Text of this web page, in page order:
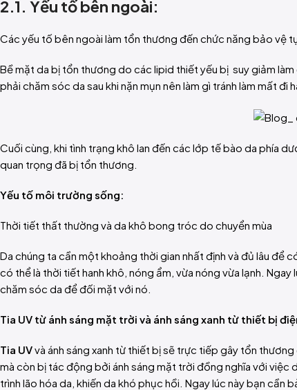
2.1. Yếu tố bên ngoài:
Các yếu tố bên ngoài làm tổn thương đến chức năng bảo vệ
Bề mặt da bị tổn thương do các lipid thiết yếu bị suy giảm
phải chăm sóc da sau khi nặn mụn nên làm gì tránh làm mất đi
Cuối cùng, khi tình trạng khô lan đến các lớp tế bào da phía
quan trọng đã bị tổn thương.
Yếu tố môi trường sống:
Thời tiết thất thường và da khô bong tróc do chuyển mùa
Da chúng ta cần một khoảng thời gian nhất định và đủ lâu
có thể là thời tiết hanh khô, nóng ẩm, vừa nóng vừa lạnh.
chăm sóc da để đối mặt với nó.
Tia UV từ ánh sáng mặt trời và ánh sáng xanh từ thiết bị
Tia UVvà ánh sáng xanh từ thiết bị sẽ trực tiếp gây tổn
mà còn bị tác động bởi ánh sáng mặt trời đồng nghĩa với việc
trình lão hóa da, khiến da khó phục hồi. Ngay lúc này bạn cần